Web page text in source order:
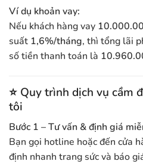
Ví dụ khoản vay:
Nếu khách hàng vay
suất 1,6%/tháng, thì tổng lãi
số tiền thanh toán là
⭐ Quy trình dịch vụ cầm
tôi
Bước 1 – Tư vấn & định giá
Bạn gọi hotline hoặc đến cửa
định nhanh trang sức và báo